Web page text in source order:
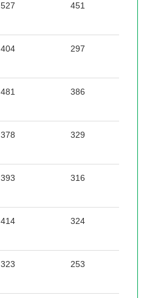
527 451
404 297
481 386
378 329
393 316
414 324
323 253